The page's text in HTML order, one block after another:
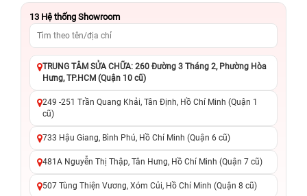
13 Hệ thống Showroom
TRUNG TÂM SỬA CHỮA: 260 Đường 3 Tháng 2, Phường Hòa
Hưng, TP.HCM (Quận 10 cũ)
249 -251 Trần Quang Khải, Tân Định, Hồ Chí Minh (Quận 1
cũ)
733 Hậu Giang, Bình Phú, Hồ Chí Minh (Quận 6 cũ)
481A Nguyễn Thị Thập, Tân Hưng, Hồ Chí Minh (Quận 7 cũ)
507 Tùng Thiện Vương, Xóm Củi, Hồ Chí Minh (Quận 8 cũ)